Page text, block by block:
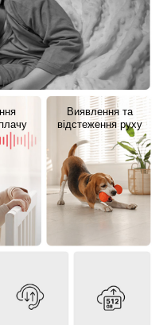
Виявлення та
відстеження руху